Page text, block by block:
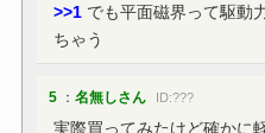
>>1でも平面磁界って駆動
ちゃう
5： 名無しさん ID:???
実際買ってみたけど確かに